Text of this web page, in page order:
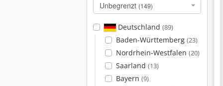
Unbegrenzt (149)
Deutschland (89)
Baden-Württemberg (23)
Nordrhein-Westfalen (20)
Saarland (13)
Bayern (9)